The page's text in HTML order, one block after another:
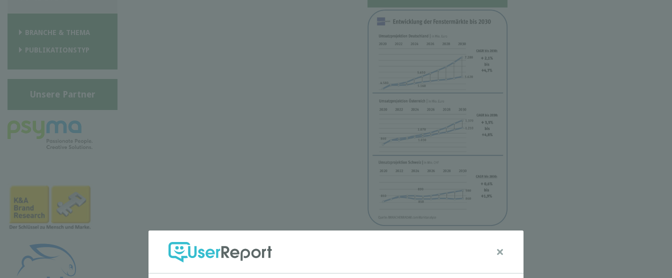
BRANCHE & THEMA
PUBLIKATIONSTYP
Unsere Partner